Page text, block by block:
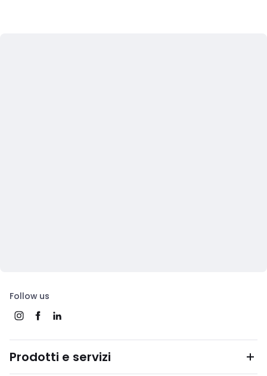
Follow us
Prodotti e servizi